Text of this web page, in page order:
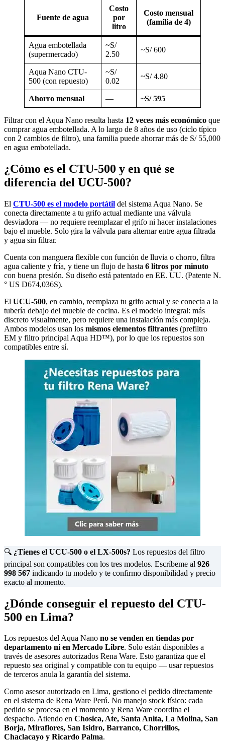
Fuente de agua
Costo
por
litro
Costo mensual
(familia de 4)
Agua embotellada
(supermercado)
~S/
2.50
~S/ 600
Aqua Nano CTU-
500 (con repuesto)
~S/
0.02
~S/ 4.80
Ahorro mensual — ~S/ 595
Filtrar con el Aqua Nano resulta hasta 12 veces más económico que
comprar agua embotellada. A lo largo de 8 años de uso (ciclo típico
con 2 cambios de filtro), una familia puede ahorrar más de S/ 55,000
en agua embotellada.
¿Cómo es el CTU-500 y en qué se
diferencia del UCU-500?
El CTU-500 es el modelo portátil del sistema Aqua Nano. Se
conecta directamente a tu grifo actual mediante una válvula
desviadora — no requiere reemplazar el grifo ni hacer instalaciones
bajo el mueble. Solo gira la válvula para alternar entre agua filtrada
y agua sin filtrar.
Cuenta con manguera flexible con función de lluvia o chorro, filtra
agua caliente y fría, y tiene un flujo de hasta 6 litros por minuto
con buena presión. Su diseño está patentado en EE. UU. (Patente N.
° US D674,036S).
El UCU-500, en cambio, reemplaza tu grifo actual y se conecta a la
tubería debajo del mueble de cocina. Es el modelo integral: más
discreto visualmente, pero requiere una instalación más compleja.
Ambos modelos usan los mismos elementos filtrantes (prefiltro
EM y filtro principal Aqua HD™), por lo que los repuestos son
compatibles entre sí.
🔍 ¿Tienes el UCU-500 o el LX-500s? Los repuestos del filtro
principal son compatibles con los tres modelos. Escríbeme al 926
998 567 indicando tu modelo y te confirmo disponibilidad y precio
exacto al momento.
¿Dónde conseguir el repuesto del CTU-
500 en Lima?
Los repuestos del Aqua Nano no se venden en tiendas por
departamento ni en Mercado Libre. Solo están disponibles a
través de asesores autorizados Rena Ware. Esto garantiza que el
repuesto sea original y compatible con tu equipo — usar repuestos
de terceros anula la garantía del sistema.
Como asesor autorizado en Lima, gestiono el pedido directamente
en el sistema de Rena Ware Perú. No manejo stock físico: cada
pedido se procesa en el momento y Rena Ware coordina el
despacho. Atiendo en Chosica, Ate, Santa Anita, La Molina, San
Borja, Miraflores, San Isidro, Barranco, Chorrillos,
Chaclacayo y Ricardo Palma.